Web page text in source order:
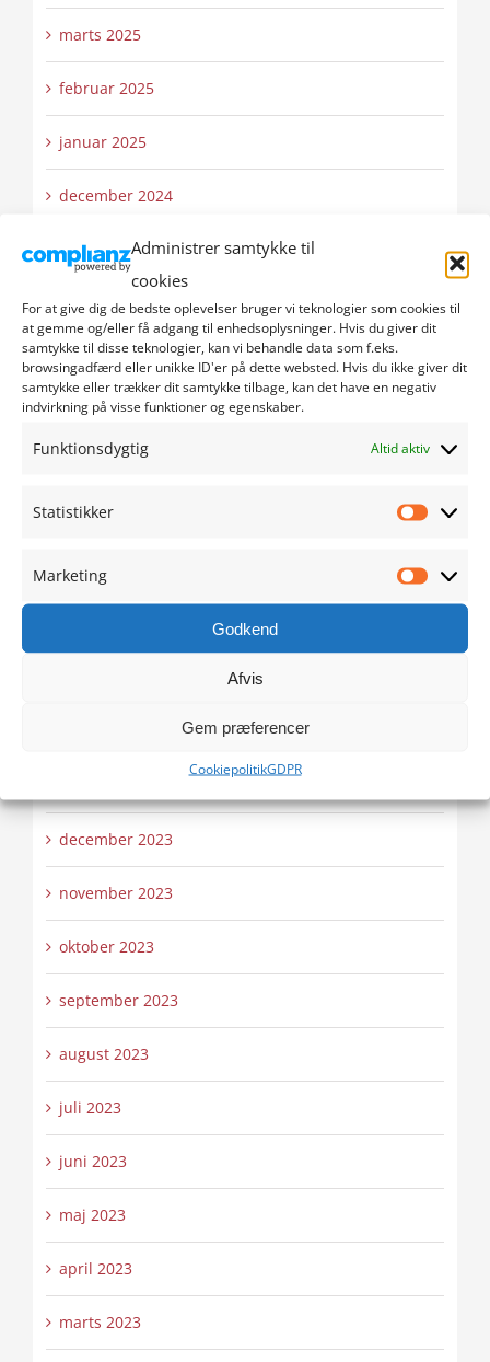
Administrer samtykke til
cookies
For at give dig de bedste oplevelser bruger vi teknologier som cookies til
at gemme og/eller få adgang til enhedsoplysninger. Hvis du giver dit
samtykke til disse teknologier, kan vi behandle data som f.eks.
browsingadfærd eller unikke ID'er på dette websted. Hvis du ikke giver dit
samtykke eller trækker dit samtykke tilbage, kan det have en negativ
indvirkning på visse funktioner og egenskaber.
Funktionsdygtig Altid aktiv
Statistikker
Marketing
Godkend
Afvis
Gem præferencer
CookiepolitikGDPR
marts 2025
februar 2025
januar 2025
december 2024
november 2024
oktober 2024
september 2024
august 2024
juli 2024
juni 2024
maj 2024
december 2023
november 2023
oktober 2023
september 2023
august 2023
juli 2023
juni 2023
maj 2023
april 2023
marts 2023